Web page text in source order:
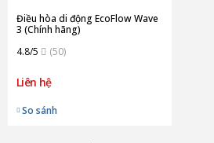
Điều hòa di động EcoFlow Wave
3 (Chính hãng)
4.8/5
(50)
Liên hệ
So sánh